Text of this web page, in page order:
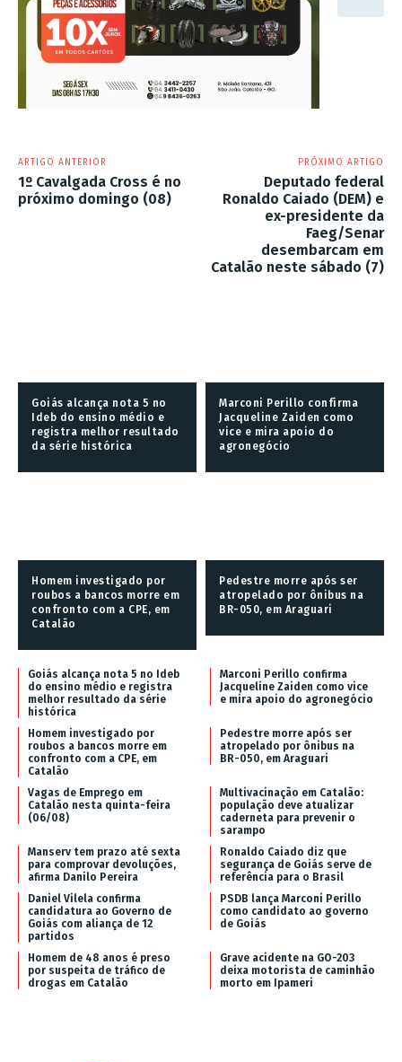
ARTIGO ANTERIOR
1º Cavalgada Cross é no
próximo domingo (08)
PRÓXIMO ARTIGO
Deputado federal
Ronaldo Caiado (DEM) e
ex-presidente da
Faeg/Senar
desembarcam em
Catalão neste sábado (7)
Goiás alcança nota 5 no
Ideb do ensino médio e
registra melhor resultado
da série histórica
Marconi Perillo confirma
Jacqueline Zaiden como
vice e mira apoio do
agronegócio
Homem investigado por
roubos a bancos morre em
confronto com a CPE, em
Catalão
Pedestre morre após ser
atropelado por ônibus na
BR-050, em Araguari
Goiás alcança nota 5 no Ideb
do ensino médio e registra
melhor resultado da série
histórica
Marconi Perillo confirma
Jacqueline Zaiden como vice
e mira apoio do agronegócio
Homem investigado por
roubos a bancos morre em
confronto com a CPE, em
Catalão
Pedestre morre após ser
atropelado por ônibus na
BR-050, em Araguari
Vagas de Emprego em
Catalão nesta quinta-feira
(06/08)
Multivacinação em Catalão:
população deve atualizar
caderneta para prevenir o
sarampo
Manserv tem prazo até sexta
para comprovar devoluções,
afirma Danilo Pereira
Ronaldo Caiado diz que
segurança de Goiás serve de
referência para o Brasil
Daniel Vilela confirma
candidatura ao Governo de
Goiás com aliança de 12
partidos
PSDB lança Marconi Perillo
como candidato ao governo
de Goiás
Homem de 48 anos é preso
por suspeita de tráfico de
drogas em Catalão
Grave acidente na GO-203
deixa motorista de caminhão
morto em Ipameri